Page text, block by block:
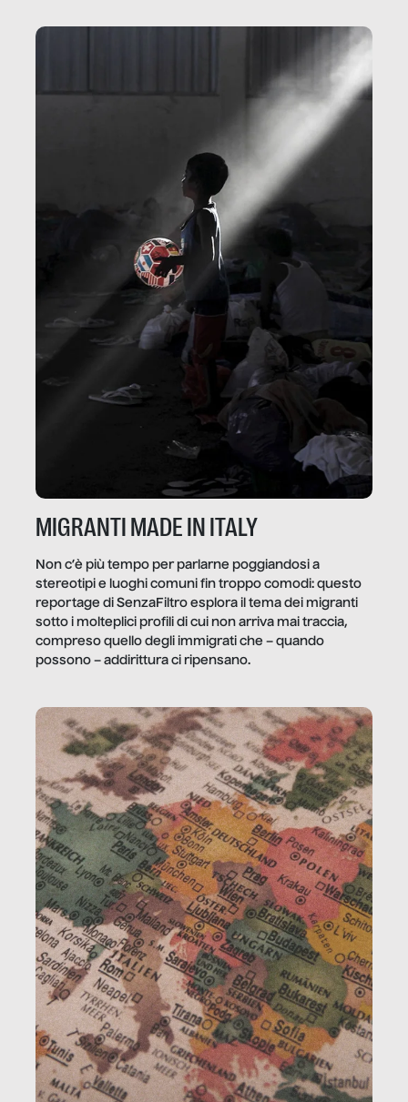
MIGRANTI MADE IN ITALY
Non c’è più tempo per parlarne poggiandosi a
stereotipi e luoghi comuni fin troppo comodi: questo
reportage di SenzaFiltro esplora il tema dei migranti
sotto i molteplici profili di cui non arriva mai traccia,
compreso quello degli immigrati che – quando
possono – addirittura ci ripensano.